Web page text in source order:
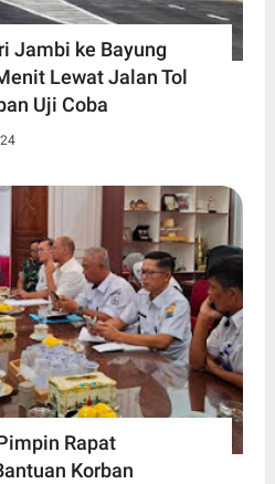
Jambi ke Bayung
Lewat Jalan Tol
Uji Coba
Rapat
Korban